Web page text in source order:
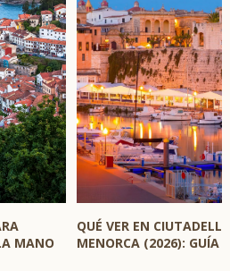
MANO
QUÉ VER EN
MENORCA (2026): GUÍA